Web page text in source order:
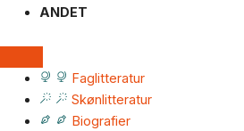
ANDET
Faglitteratur
Skønlitteratur
Biografier